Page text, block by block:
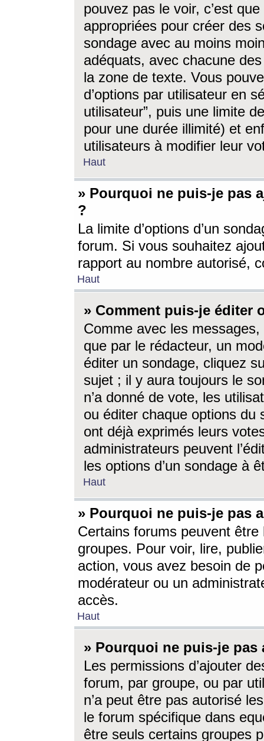
pouvez pas le voir, c’est
appropriées pour créer des
sondage avec au moins
adéquats, avec chacune
la zone de texte. Vous
d’options par utilisateur en
utilisateur”, puis une limite
pour une durée illimité) et
utilisateurs à modifier leur
Haut
» Pourquoi ne puis-je pas
?
La limite d’options d’un
forum. Si vous souhaitez
rapport au nombre autorisé,
Haut
» Comment puis-je éditer
Comme avec les
que par le rédacteur, un
éditer un sondage, cliquez
sujet ; il y aura toujours le
n’a donné de vote, les
ou éditer chaque options du
ont déjà exprimés leurs
administrateurs peuvent
les options d’un sondage à
Haut
» Pourquoi ne puis-je pas
Certains forums peuvent être
groupes. Pour voir, lire,
action, vous avez besoin de
modérateur ou un
accès.
Haut
» Pourquoi ne puis-je
Les permissions d’ajouter
forum, par groupe, ou par
n’a peut être pas autorisé
le forum spécifique dans
être seuls certains groupes